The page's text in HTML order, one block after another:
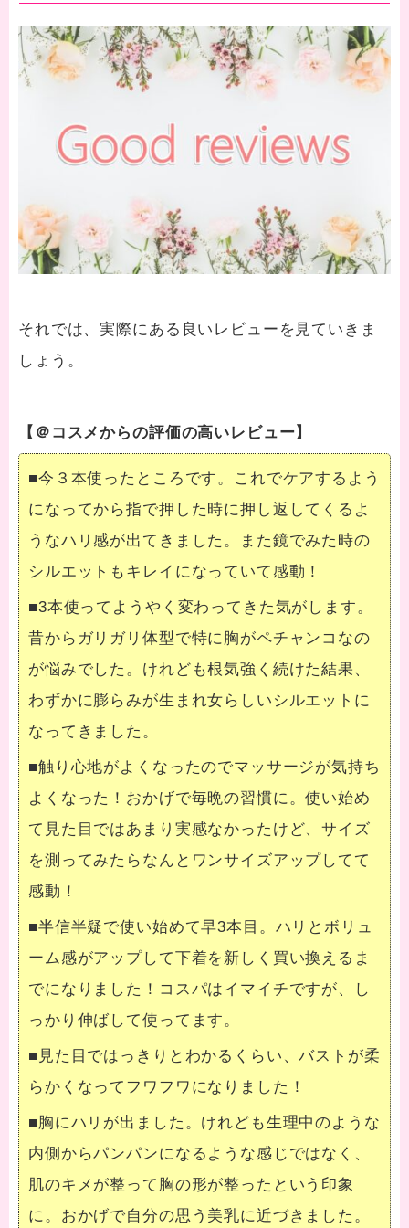
それでは、実際にある良いレビューを見ていきま
しょう。
【＠コスメからの評価の高いレビュー】
■今３本使ったところです。これでケアするよう
になってから指で押した時に押し返してくるよ
うなハリ感が出てきました。また鏡でみた時の
シルエットもキレイになっていて感動！
■3本使ってようやく変わってきた気がします。
昔からガリガリ体型で特に胸がペチャンコなの
が悩みでした。けれども根気強く続けた結果、
わずかに膨らみが生まれ女らしいシルエットに
なってきました。
■触り心地がよくなったのでマッサージが気持ち
よくなった！おかげで毎晩の習慣に。使い始め
て見た目ではあまり実感なかったけど、サイズ
を測ってみたらなんとワンサイズアップしてて
感動！
■半信半疑で使い始めて早3本目。ハリとボリュ
ーム感がアップして下着を新しく買い換えるま
でになりました！コスパはイマイチですが、し
っかり伸ばして使ってます。
■見た目ではっきりとわかるくらい、バストが柔
らかくなってフワフワになりました！
■胸にハリが出ました。けれども生理中のような
内側からパンパンになるような感じではなく、
肌のキメが整って胸の形が整ったという印象
に。おかげで自分の思う美乳に近づきました。